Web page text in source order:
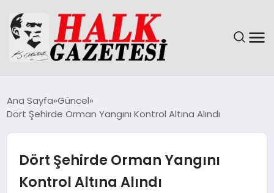
DÜNYA
EĞITIM
EKONOMI
Ana Sayfa Güncel
Dört Şehirde Orman Yangını Kontrol Altına Alındı
Dört Şehirde Orman Yangını
Kontrol Altına Alındı